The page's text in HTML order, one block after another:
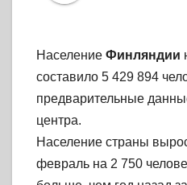
Население Финляндии
составило 5 429 894
предварительные
центра.
Население страны
февраль на 2 750